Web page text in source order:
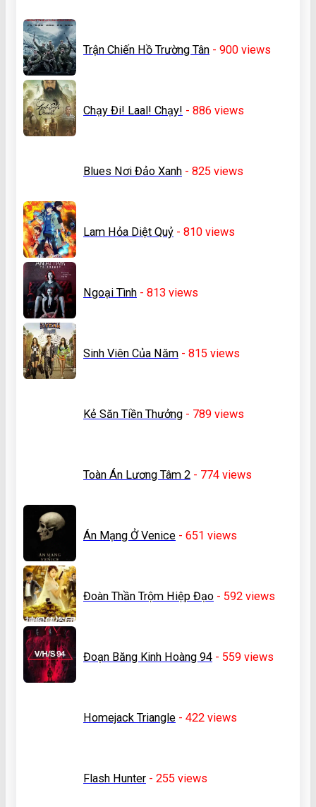
Trận Chiến Hồ Trường Tân - 900 views
Chạy Đi! Laal! Chạy! - 886 views
Blues Nơi Đảo Xanh - 825 views
Lam Hỏa Diệt Quỷ - 810 views
Ngoại Tình - 813 views
Sinh Viên Của Năm - 815 views
Kẻ Săn Tiền Thưởng - 789 views
Toàn Án Lương Tâm 2 - 774 views
Án Mạng Ở Venice - 651 views
Đoàn Thần Trộm Hiệp Đạo - 592 views
Đoạn Băng Kinh Hoàng 94 - 559 views
Homejack Triangle - 422 views
Flash Hunter - 255 views